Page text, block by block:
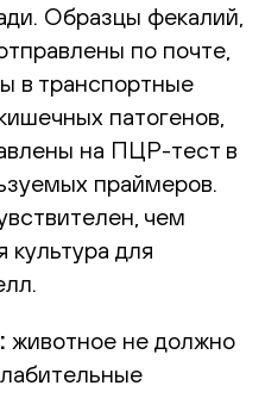
Образцы фекалий,
по почте,
в транспортные
патогенов,
на ПЦР-тест в
праймеров.
чем
культура для
животное не должно